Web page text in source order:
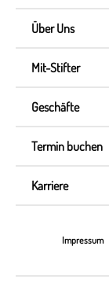
Über Uns
Mit-Stifter
Geschäfte
Termin buchen
Karriere
Impressum